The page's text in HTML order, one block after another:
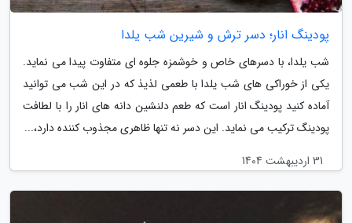
پودینگ انار؛ دسر ترش و شیرین شب یلدا
شب یلدا، با دسرهای خاص و خوشمزه جلوه ای متفاوت پیدا می نماید.
یکی از خوراکی های شب یلدا با طعمی لذیذ که در این شب می توانید
آماده کنید پودینگ انار است که طعم دلنشین دانه های انار را با لطافت
پودینگ ترکیب می نماید. این دسر نه تنها ظاهری مجذوب کننده دارد،...
31 اردیبهشت 1404